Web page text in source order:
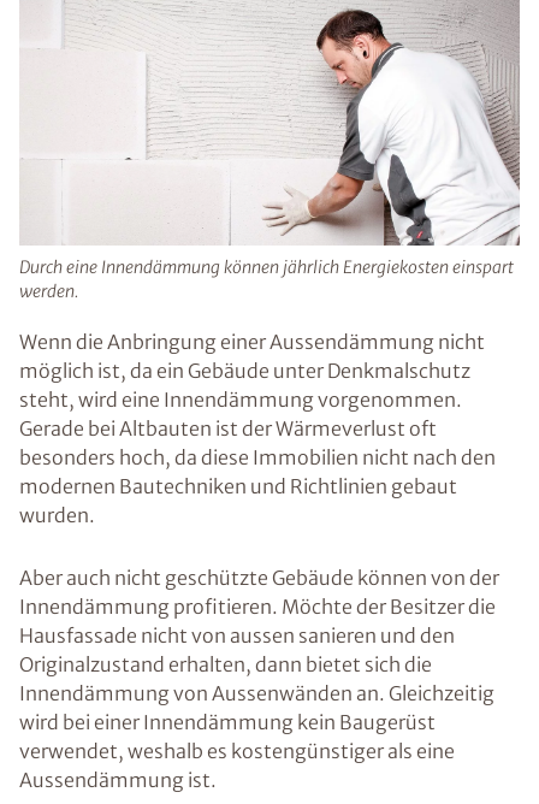
Durch eine Innendämmung können jährlich Energiekosten einspart
werden.
Wenn die Anbringung einer Aussendämmung nicht
möglich ist, da ein Gebäude unter Denkmalschutz
steht, wird eine Innendämmung vorgenommen.
Gerade bei Altbauten ist der Wärmeverlust oft
besonders hoch, da diese Immobilien nicht nach den
modernen Bautechniken und Richtlinien gebaut
wurden.
Aber auch nicht geschützte Gebäude können von der
Innendämmung profitieren. Möchte der Besitzer die
Hausfassade nicht von aussen sanieren und den
Originalzustand erhalten, dann bietet sich die
Innendämmung von Aussenwänden an. Gleichzeitig
wird bei einer Innendämmung kein Baugerüst
verwendet, weshalb es kostengünstiger als eine
Aussendämmung ist.